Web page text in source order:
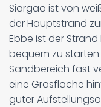
Siargao ist von
der Hauptstrand
Ebbe ist der
bequem zu starten
Sandbereich fast
eine Grasfläche
guter